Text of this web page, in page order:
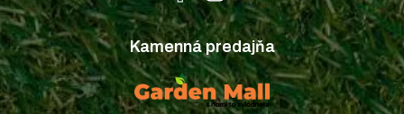
Kamenná predajňa